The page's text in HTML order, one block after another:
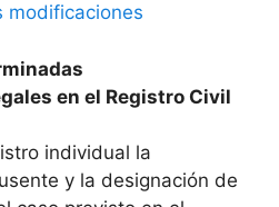
modificaciones
en el Registro Civil
individual la
y la designación de